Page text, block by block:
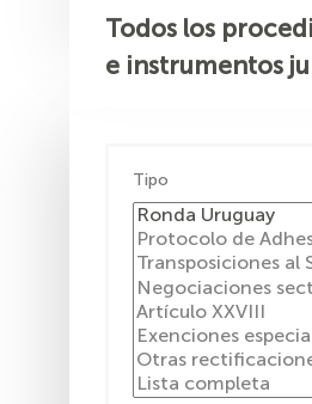
Todos los
e instrumentos
Tipo